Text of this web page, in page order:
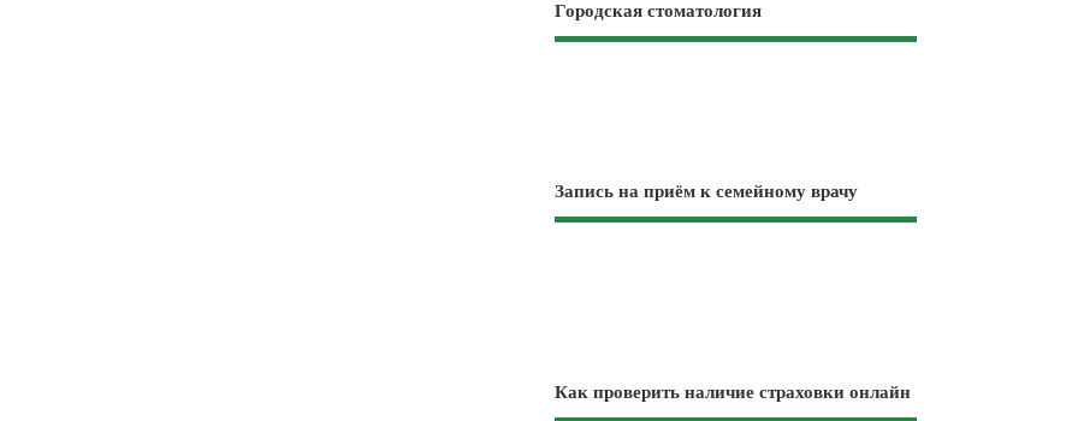
Городская стоматология
Запись на приём к семейному врачу
Как проверить наличие страховки онлайн